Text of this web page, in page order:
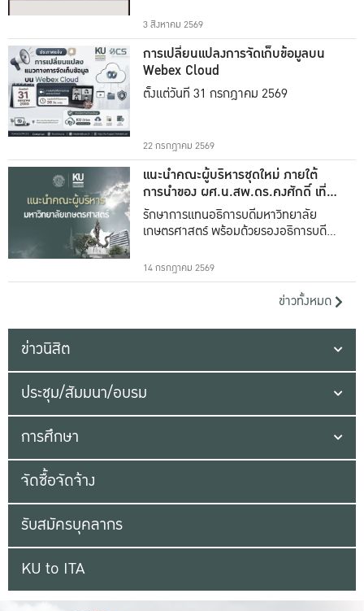
3 สิงหาคม 2569
การเปลี่ยนแปลงการจัดเก็บข้อมูลบน
Webex Cloud
ตั้งแต่วันที่ 31 กรกฎาคม 2569
22 กรกฎาคม 2569
แนะนำคณะผู้บริหารชุดใหม่ ภายใต้
การนำของ ผศ.น.สพ.ดร.คงศักดิ์ เที่ยง
ธรรม
รักษาการแทนอธิการบดีมหาวิทยาลัย
เกษตรศาสตร์ พร้อมด้วยรองอธิการบดีทั้ง
14 กรกฎาคม 2569
ข่าวทั้งหมด
ข่าวนิสิต
ประชุม/สัมมนา/อบรม
การศึกษา
จัดซื้อจัดจ้าง
รับสมัครบุคลากร
KU to ITA